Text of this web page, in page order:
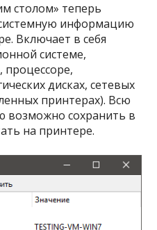
столом» теперь
информацию
Включает в себя
системе,
процессоре,
дисках, сетевых
принтерах). Всю
сохранить в
на принтере.